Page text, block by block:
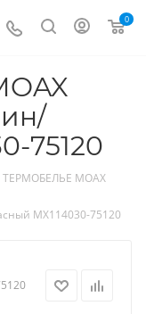
0
75120
ТЕРМОБЕЛЬЕ MOAX
MX114030-75120